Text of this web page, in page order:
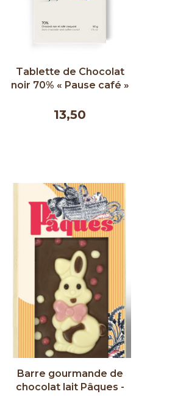
Tablette de Chocolat
noir 70% « Pause café »
13,50
Barre gourmande de
chocolat lait Pâques -